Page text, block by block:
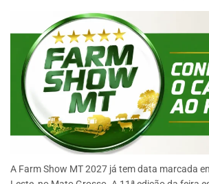
A Farm Show MT 2027 já tem data marcada